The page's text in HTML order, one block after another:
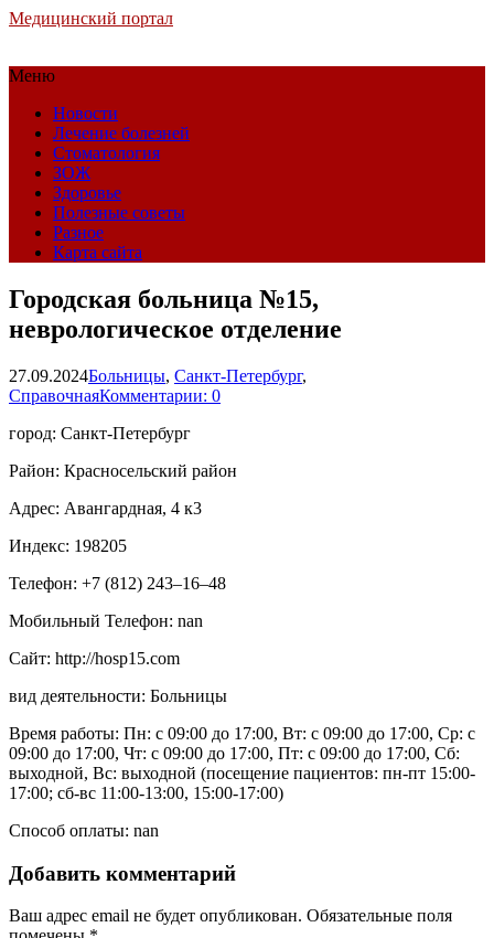
Медицинский портал
Меню
Новости
Лечение болезней
Стоматология
ЗОЖ
Здоровье
Полезные советы
Разное
Карта сайта
Городская больница №15,
неврологическое отделение
27.09.2024Больницы, Санкт-Петербург,
СправочнаяКомментарии: 0
город: Санкт-Петербург
Район: Красносельский район
Адрес: Авангардная, 4 к3
Индекс: 198205
Телефон: +7 (812) 243‒16‒48
Мобильный Телефон: nan
Сайт: http://hosp15.com
вид деятельности: Больницы
Время работы: Пн: с 09:00 до 17:00, Вт: с 09:00 до 17:00, Ср: с
09:00 до 17:00, Чт: с 09:00 до 17:00, Пт: с 09:00 до 17:00, Сб:
выходной, Вс: выходной (посещение пациентов: пн-пт 15:00-
17:00; сб-вс 11:00-13:00, 15:00-17:00)
Способ оплаты: nan
Добавить комментарий
Ваш адрес email не будет опубликован. Обязательные поля